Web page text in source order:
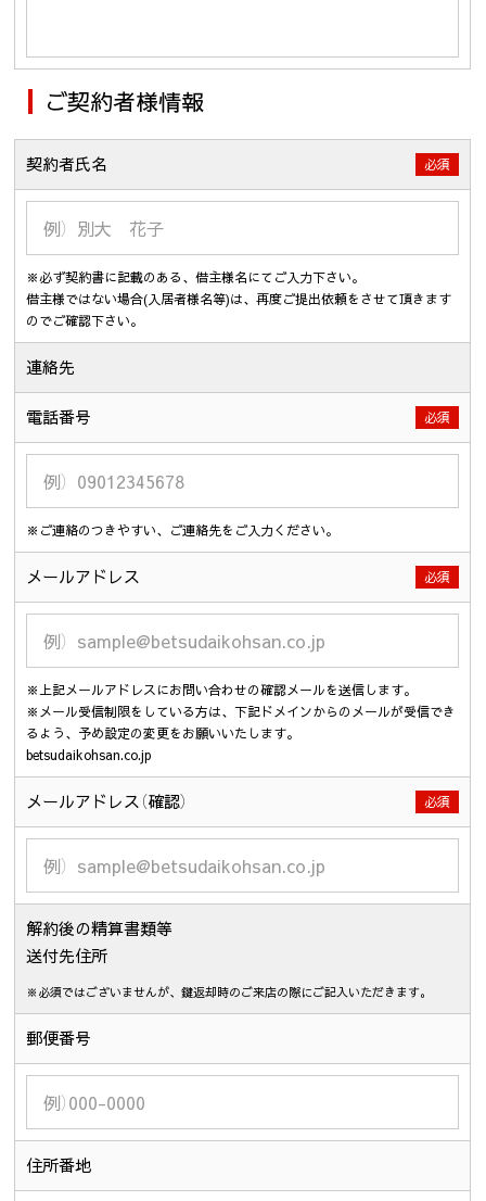
ご契約者様情報
契約者氏名 必須
※必ず契約書に記載のある、借主様名にてご入力下さい。
借主様ではない場合(入居者様名等)は、再度ご提出依頼をさせて頂きます
のでご確認下さい。
連絡先
電話番号 必須
※ご連絡のつきやすい、ご連絡先をご入力ください。
メールアドレス 必須
※上記メールアドレスにお問い合わせの確認メールを送信します。
※メール受信制限をしている方は、下記ドメインからのメールが受信でき
るよう、予め設定の変更をお願いいたします。
betsudaikohsan.co.jp
メールアドレス（確認） 必須
解約後の精算書類等
送付先住所
※必須ではございませんが、鍵返却時のご来店の際にご記入いただきます。
郵便番号
住所番地